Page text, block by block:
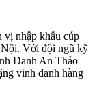
nhập khẩu cúp
Nội. Với đội ngũ kỹ
Danh An Thảo
vinh danh hàng